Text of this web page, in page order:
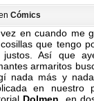
Cómics
en cuando me
que tengo
justos. Así que
armaritos
nada más y
en